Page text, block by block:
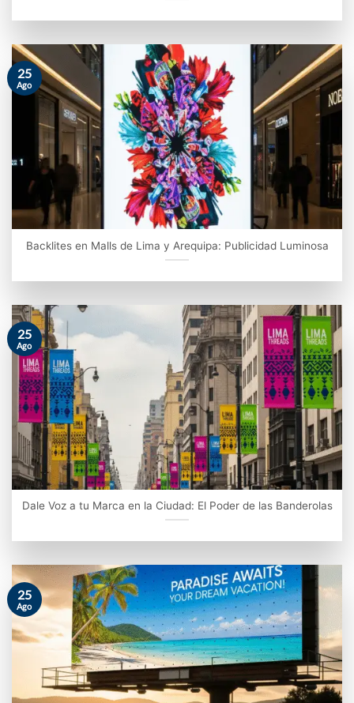
Backlites en Malls de Lima y Arequipa: Publicidad Luminosa
25
Ago
Dale Voz a tu Marca en la Ciudad: El Poder de las Banderolas
25
Ago
25
Ago